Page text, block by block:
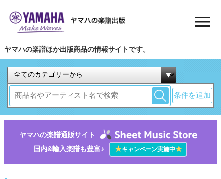
ヤマハの楽譜ほか出版商品の情報サイトです。
条件を追加
ヤマハの楽譜通販サイト
国内&輸入楽譜も豊富♪
★キャンペーン実施中★